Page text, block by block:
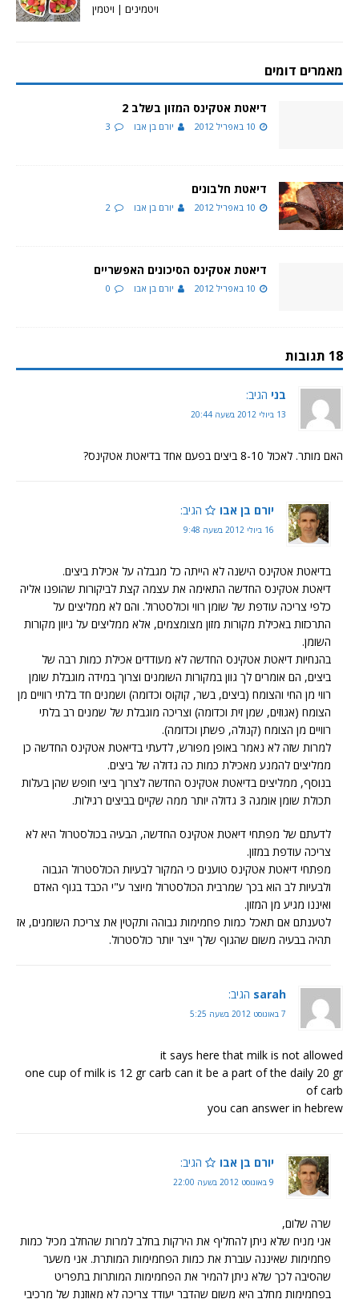
ויטמינים | ויטמין
מאמרים דומים
דיאטת אטקינס המזון בשלב 2
10 באפריל 2012 יורם בן אבו 3
דיאטת חלבונים
10 באפריל 2012 יורם בן אבו 2
דיאטת אטקינס הסיכונים האפשריים
10 באפריל 2012 יורם בן אבו 0
18 תגובות
בני הגיב:
13 ביולי 2012 בשעה 20:44
האם מותר. לאכול 8-10 ביצים בפעם אחד בדיאטת אטקינס?
יורם בן אבו הגיב:
16 ביולי 2012 בשעה 9:48
בדיאטת אטקינס הישנה לא הייתה כל מגבלה על אכילת ביצים.
דיאטת אטקינס החדשה התאימה את עצמה קצת לביקורות שהופנו אליה
כלפי צריכה עודפת של שומן רווי וכולסטרול. והם לא ממליצים על
התרכזות באכילת מקורות מזון מצומצמים, אלא ממליצים על גיוון מקורות
השומן.
בהנחיות דיאטת אטקינס החדשה לא מעודדים אכילת כמות רבה של
ביצים, הם אומרים לך גוון במקורות השומנים וצרוך במידה מוגבלת שומן
רווי מן החי והצומח (ביצים, בשר, קוקוס וכדומה) ושמנים חד בלתי רוויים מן
הצומח (אגוזים, שמן זית וכדומה) וצריכה מוגבלת של שמנים רב בלתי
רוויים מן הצומח (קנולה, פשתן וכדומה).
למרות שזה לא נאמר באופן מפורש, לדעתי בדיאטת אטקינס החדשה כן
ממליצים להמנע מאכילת כמות כה גדולה של ביצים.
בנוסף, ממליצים בדיאטת אטקינס החדשה לצרוך ביצי חופש שהן בעלות
תכולת שומן אומגה 3 גדולה יותר ממה שקיים בביצים רגילות.
לדעתם של מפתחי דיאטת אטקינס החדשה, הבעיה בכולסטרול היא לא
צריכה עודפת במזון.
מפתחי דיאטת אטקינס טוענים כי המקור לבעיות הכולסטרול הגבוה
ולבעיות לב הוא בכך שמרבית הכולסטרול מיוצר ע"י הכבד בגוף האדם
ואיננו מגיע מן המזון.
לטענתם אם תאכל כמות פחמימות גבוהה ותקטין את צריכת השומנים, אז
תהיה בבעיה משום שהגוף שלך ייצר יותר כולסטרול.
sarah הגיב:
7 באוגוסט 2012 בשעה 5:25
it says here that milk is not allowed
one cup of milk is 12 gr carb can it be a part of the daily 20 gr
of carb
you can answer in hebrew
יורם בן אבו הגיב:
9 באוגוסט 2012 בשעה 22:00
שרה שלום,
אני מניח שלא ניתן להחליף את הירקות בחלב למרות שהחלב מכיל כמות
פחמימות שאיננה עוברת את כמות הפחמימות המותרת. אני משער
שהסיבה לכך שלא ניתן להמיר את הפחמימות המותרות בתפריט
בפחמימות מחלב היא משום שהדבר יעודד צריכה לא מאוזנת של מרכיבי